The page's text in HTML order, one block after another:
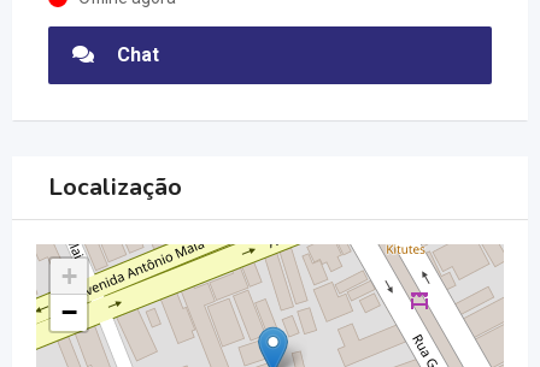
Chat
Localização
+
−